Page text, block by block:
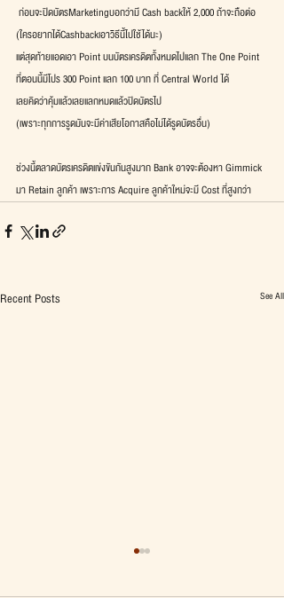
ก่อนจะปิดบัตรMarketingบอกว่ามี Cash backให้ 2,000 ถ้าจะถือต่อ
(ใครอยากได้Cashbackเอาวิธีนี้ไปใช้ได้นะ)
แต่สุดท้ายแอดเอา Point บนบัตรเครดิตทั้งหมดไปแลก The One Point
ที่ตอนนี้มีโปร 300 Point แลก 100 บาท ที่ Central World ได้
เลยคิดว่าคุ้มแล้วเลยแลกหมดแล้วปิดบัตรไป
(เพราะทุกการรูดมันจะมีค่าเสียโอกาสคือไม่ได้รูดบัตรอื่น)
ช่วงนี้ตลาดบัตรเครดิตแข่งขันกันสูงมาก Bank อาจจะต้องหา Gimmick
มา Retain ลูกค้า เพราะการ Acquire ลูกค้าใหม่จะมี Cost ที่สูงกว่า
Recent Posts See All